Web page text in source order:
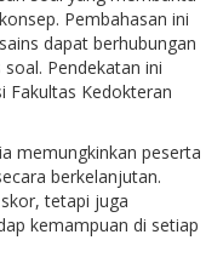
Pembahasan ini
dapat berhubungan
Pendekatan ini
Fakultas Kedokteran
memungkinkan peserta
berkelanjutan.
tetapi juga
kemampuan di setiap